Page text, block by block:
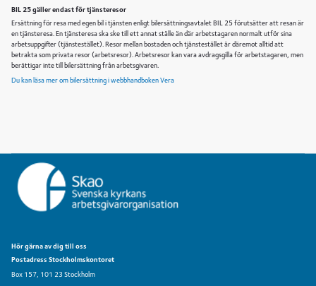
BIL 25 gäller endast för tjänsteresor
Ersättning för resa med egen bil i tjänsten enligt bilersättningsavtalet BIL 25 förutsätter att resan är
en tjänsteresa. En tjänsteresa ska ske till ett annat ställe än där arbetstagaren normalt utför sina
arbetsuppgifter (tjänstestället). Resor mellan bostaden och tjänstestället är däremot alltid att
betrakta som privata resor (arbetsresor). Arbetsresor kan vara avdragsgilla för arbetstagaren, men
berättigar inte till bilersättning från arbetsgivaren.
Du kan läsa mer om bilersättning i webbhandboken Vera
Hör gärna av dig till oss
Postadress Stockholmskontoret
Box 157, 101 23 Stockholm